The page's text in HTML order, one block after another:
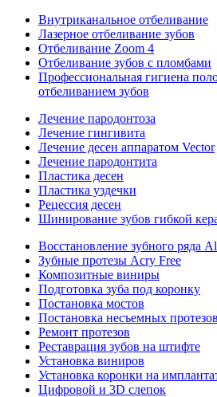
Внутриканальное отбеливание
Лазерное отбеливание зубов
Отбеливание Zoom 4
Отбеливание зубов с пломбами
Профессиональная гигиена
отбеливанием зубов
Лечение пародонтоза
Лечение гингивита
Лечение десен аппаратом Vector
Лечение пародонтита
Пластика десен
Пластика уздечки
Рецессия десен
Шинирование зубов гибкой
Восстановление зубного ряда
Зубные протезы Acry Free
Композитные виниры
Подготовка зуба под коронку
Постановка мостов
Постановка несъемных протезов
Ремонт протезов
Реставрация зубов на штифте
Установка виниров
Установка коронки на
Цифровой и 3D слепок